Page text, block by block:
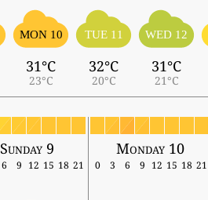
MON 10
31°C
23°C
TUE 11
32°C
20°C
WED 12
31°C
21°C
Sunday 9 Monday 10
6 9 12 15 18 21 0 3 6 9 12 15 18 21